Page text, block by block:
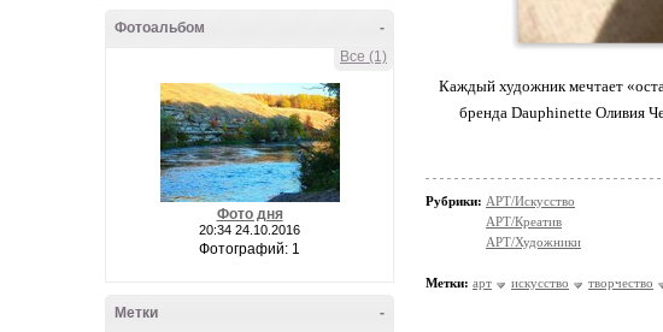
-
Фотоальбом
Все (1)
Фото дня
20:34 24.10.2016
Фотографий: 1
-
Метки
Каждый художник мечтает
бренда Dauphinette Оливия
Рубрики: АРТ/Искусство
АРТ/Креатив
АРТ/Художники
Метки: арт искусство творчество